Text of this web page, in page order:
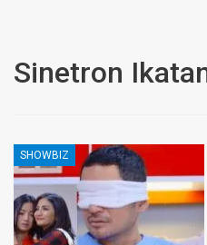
Sinetron
SHOWBIZ